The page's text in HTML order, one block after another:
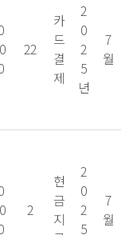
22
카
드
결
제
2
0
2
5
년
7
월
2
현
금
지
2
0
2
5
7
월